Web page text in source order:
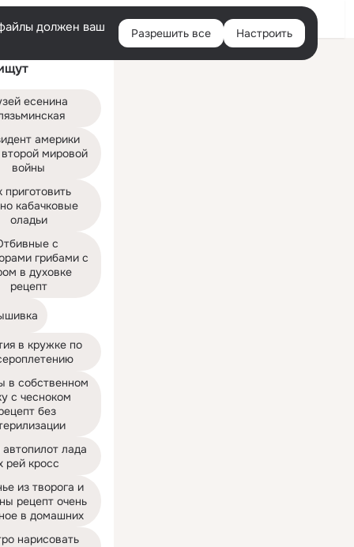
Войти
должен ваш
Разрешить все Настроить
есенина
америки
мировой
войны
приготовить
кабачковые
оладьи
с
грибами с
в духовке
рецепт
в кружке по
в собственном
с чесноком
без
лада
рей кросс
из творога и
рецепт очень
в домашних
нарисовать